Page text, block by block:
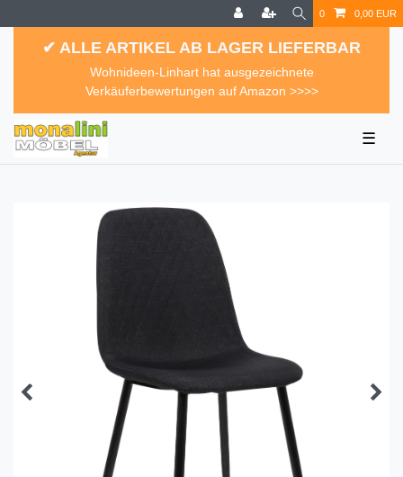
0 0,00 EUR
✔ ALLE ARTIKEL AB LAGER LIEFERBAR
Wohnideen-Linhart hat ausgezeichnete
Verkäuferbewertungen auf Amazon >>>>
☰